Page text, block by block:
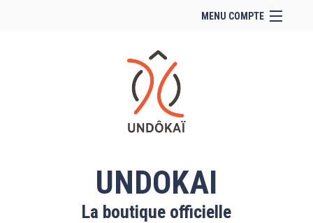
MENU COMPTE
Site Web du club
Facebook
Se connecter
Panier (vide)
UNDOKAI
La boutique officielle